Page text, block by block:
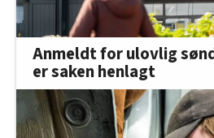
Anmeldt for ulovlig
er saken henlagt